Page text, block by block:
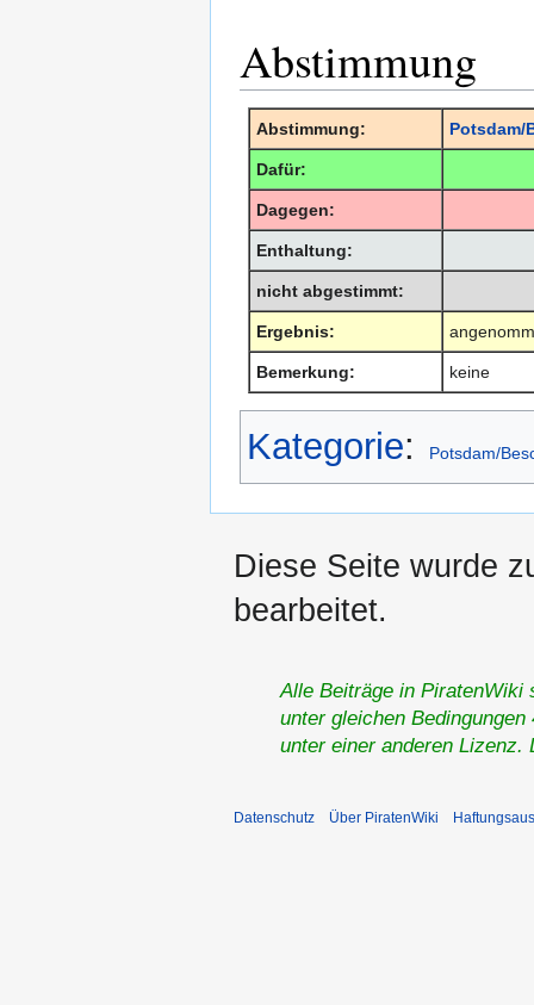
Abstimmung
Abstimmung: Potsdam/
Dafür:
Dagegen:
Enthaltung:
nicht abgestimmt:
Ergebnis:
Bemerkung: keine
Kategorie: Potsdam/
Diese Seite wurde
bearbeitet.
Alle Beiträge in PiratenWiki
unter gleichen
unter einer anderen
Datenschutz Über PiratenWiki